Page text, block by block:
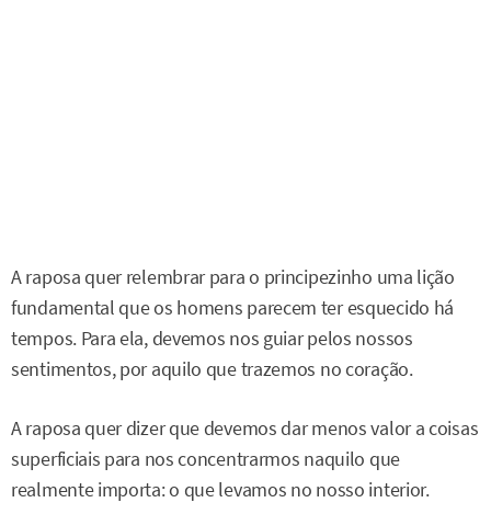
A raposa quer relembrar para o principezinho uma lição
fundamental que os homens parecem ter esquecido há
tempos. Para ela, devemos nos guiar pelos nossos
sentimentos, por aquilo que trazemos no coração.
A raposa quer dizer que devemos dar menos valor a coisas
superficiais para nos concentrarmos naquilo que
realmente importa: o que levamos no nosso interior.